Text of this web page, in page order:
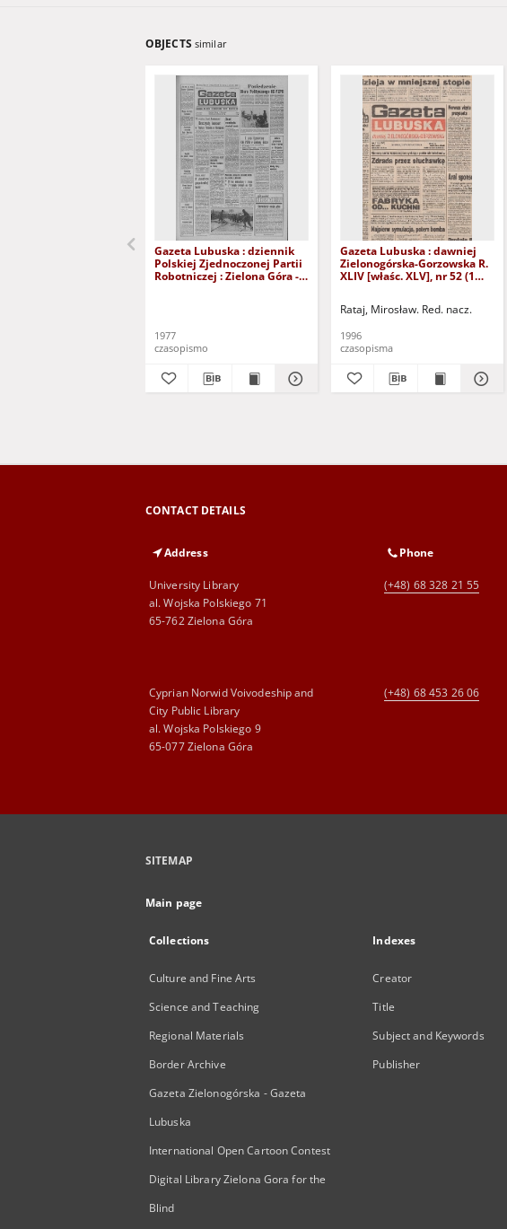
OBJECTS similar
Gazeta Lubuska : dziennik
Polskiej Zjednoczonej Partii
Robotniczej : Zielona Góra -
1977
czasopismo
Gazeta Lubuska : dawniej
Zielonogórska-Gorzowska R.
XLIV [właśc. XLV], nr 52 (1
Rataj, Mirosław. Red. nacz.
1996
czasopisma
CONTACT DETAILS
Address
University Library
al. Wojska Polskiego 71
65-762 Zielona Góra
Phone
(+48) 68 328 21 55
Cyprian Norwid Voivodeship and
City Public Library
al. Wojska Polskiego 9
65-077 Zielona Góra
(+48) 68 453 26 06
SITEMAP
Main page
Collections
Culture and Fine Arts
Science and Teaching
Regional Materials
Border Archive
Gazeta Zielonogórska - Gazeta
Lubuska
International Open Cartoon Contest
Digital Library Zielona Gora for the
Blind
Indexes
Creator
Title
Subject and Keywords
Publisher